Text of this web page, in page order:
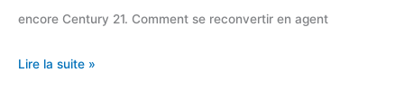
encore Century 21. Comment se reconvertir en agent
5
Lire la suite »